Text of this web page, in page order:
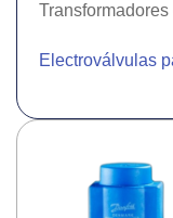
Electroválvulas